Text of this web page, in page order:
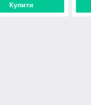
Купити